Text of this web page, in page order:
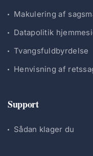
Makulering af
Datapolitik
Tvangsfuldbyrdelse
Henvisning af
Support
Sådan klager du